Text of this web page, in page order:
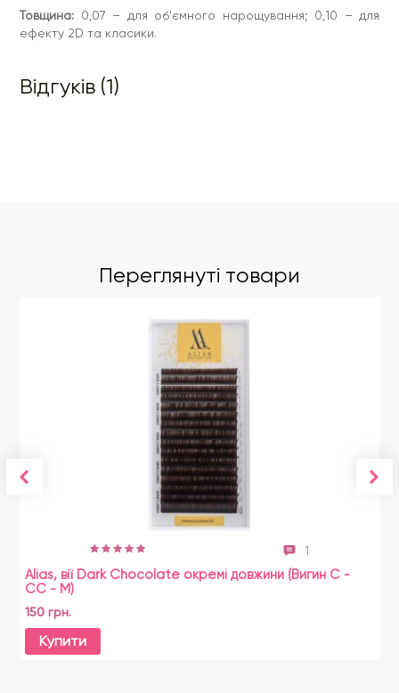
Товщина: 0,07 – для об'ємного нарощування; 0,10 – для
ефекту 2D та класики.
Відгуків (1)
Переглянуті товари
1
Alias, вії Dark Chocolate окремі довжини (Вигин C -
СС - М)
150 грн.
Купити